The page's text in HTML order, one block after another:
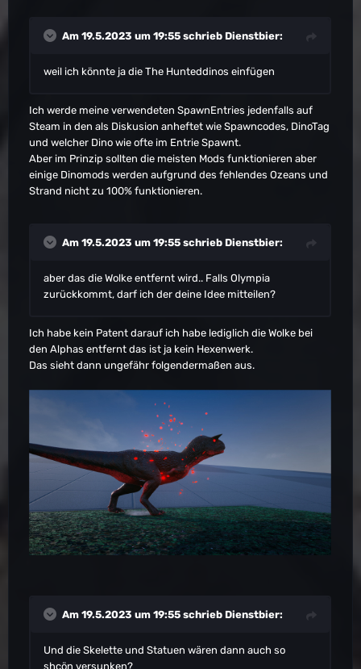
Am 19.5.2023 um 19:55 schrieb Dienstbier:
weil ich könnte ja die The Hunteddinos einfügen
Ich werde meine verwendeten SpawnEntries jedenfalls auf
Steam in den als Diskusion anheftet wie Spawncodes, DinoTag
und welcher Dino wie ofte im Entrie Spawnt.
Aber im Prinzip sollten die meisten Mods funktionieren aber
einige Dinomods werden aufgrund des fehlendes Ozeans und
Strand nicht zu 100% funktionieren.
Am 19.5.2023 um 19:55 schrieb Dienstbier:
aber das die Wolke entfernt wird.. Falls Olympia
zurückkommt, darf ich der deine Idee mitteilen?
Ich habe kein Patent darauf ich habe lediglich die Wolke bei
den Alphas entfernt das ist ja kein Hexenwerk.
Das sieht dann ungefähr folgendermaßen aus.
Am 19.5.2023 um 19:55 schrieb Dienstbier:
Und die Skelette und Statuen wären dann auch so
shcön versunken?